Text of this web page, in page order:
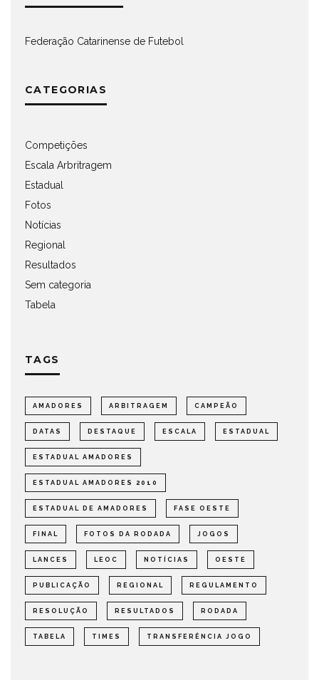
Federação Catarinense de Futebol
CATEGORIAS
Competições
Escala Arbritragem
Estadual
Fotos
Notícias
Regional
Resultados
Sem categoria
Tabela
TAGS
AMADORES ARBITRAGEM CAMPEÃO
DATAS DESTAQUE ESCALA ESTADUAL
ESTADUAL AMADORES
ESTADUAL AMADORES 2010
ESTADUAL DE AMADORES FASE OESTE
FINAL FOTOS DA RODADA JOGOS
LANCES LEOC NOTÍCIAS OESTE
PUBLICAÇÃO REGIONAL REGULAMENTO
RESOLUÇÃO RESULTADOS RODADA
TABELA TIMES TRANSFERÊNCIA JOGO